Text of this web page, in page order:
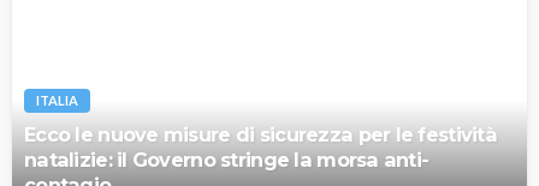
ITALIA
Ecco le nuove misure di sicurezza per le festività
natalizie: il Governo stringe la morsa anti-